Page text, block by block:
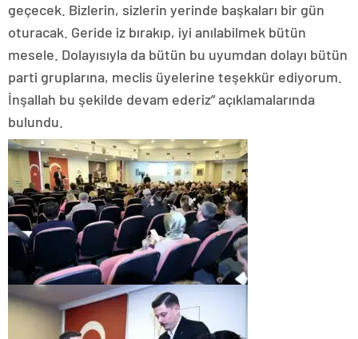
geçecek. Bizlerin, sizlerin yerinde başkaları bir gün
oturacak. Geride iz bırakıp, iyi anılabilmek bütün
mesele. Dolayısıyla da bütün bu uyumdan dolayı bütün
parti gruplarına, meclis üyelerine teşekkür ediyorum.
İnşallah bu şekilde devam ederiz” açıklamalarında
bulundu.